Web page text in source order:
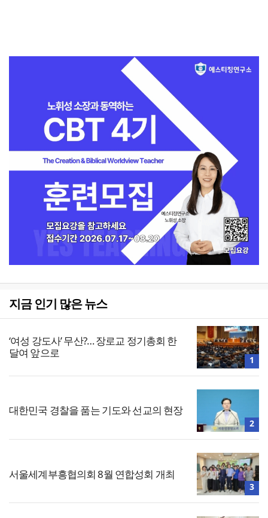
지금 인기 많은 뉴스
‘여성 강도사’ 무산?… 장로교 정기총회 한
달여 앞으로
1
대한민국 경찰을 품는 기도와 선교의 현장
2
서울세계부흥협의회 8월 연합성회 개최
3